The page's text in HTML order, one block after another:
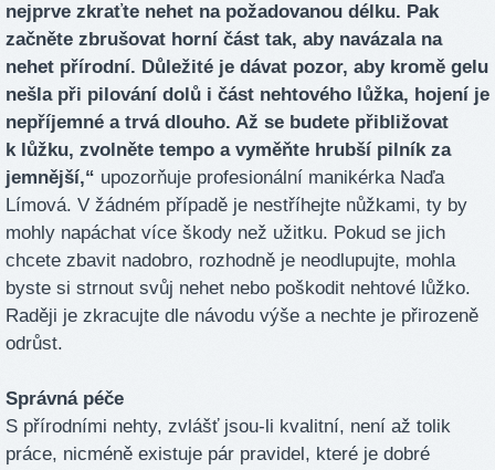
nejprve zkraťte nehet na požadovanou délku. Pak
začněte zbrušovat horní část tak, aby navázala na
nehet přírodní. Důležité je dávat pozor, aby kromě gelu
nešla při pilování dolů i část nehtového lůžka, hojení je
nepříjemné a trvá dlouho. Až se budete přibližovat
k lůžku, zvolněte tempo a vyměňte hrubší pilník za
jemnější,“ upozorňuje profesionální manikérka Naďa
Límová. V žádném případě je nestříhejte nůžkami, ty by
mohly napáchat více škody než užitku. Pokud se jich
chcete zbavit nadobro, rozhodně je neodlupujte, mohla
byste si strnout svůj nehet nebo poškodit nehtové lůžko.
Raději je zkracujte dle návodu výše a nechte je přirozeně
odrůst.
Správná péče
S přírodními nehty, zvlášť jsou-li kvalitní, není až tolik
práce, nicméně existuje pár pravidel, které je dobré